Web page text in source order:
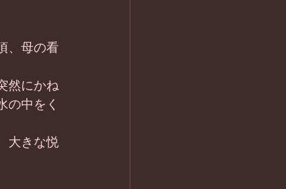
、母の看
然にかね
の中をく
大きな悦